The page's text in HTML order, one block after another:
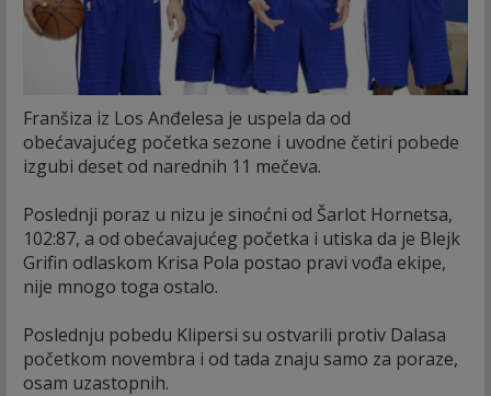
Franšiza iz Los Anđelesa je uspela da od
obećavajućeg početka sezone i uvodne četiri pobede
izgubi deset od narednih 11 mečeva.
Poslednji poraz u nizu je sinoćni od Šarlot Hornetsa,
102:87, a od obećavajućeg početka i utiska da je Blejk
Grifin odlaskom Krisa Pola postao pravi vođa ekipe,
nije mnogo toga ostalo.
Poslednju pobedu Klipersi su ostvarili protiv Dalasa
početkom novembra i od tada znaju samo za poraze,
osam uzastopnih.